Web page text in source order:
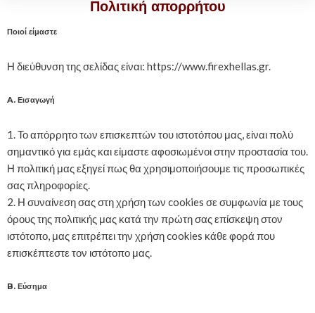
Πολιτική απορρήτου
Ποιοί είμαστε
Η διεύθυνση της σελίδας είναι: https://www.firexhellas.gr.
A. Εισαγωγή
1. Το απόρρητο των επισκεπτών του ιστοτόπου μας, είναι πολύ
σημαντικό για εμάς και είμαστε αφοσιωμένοι στην προστασία του.
Η πολιτική μας εξηγεί πως θα χρησιμοποιήσουμε τις προσωπικές
σας πληροφορίες.
2. Η συναίνεση σας στη χρήση των cookies σε συμφωνία με τους
όρους της πολιτικής μας κατά την πρώτη σας επίσκεψη στον
ιστότοπο, μας επιτρέπει την χρήση cookies κάθε φορά που
επισκέπτεστε τον ιστότοπο μας.
B. Εύσημα